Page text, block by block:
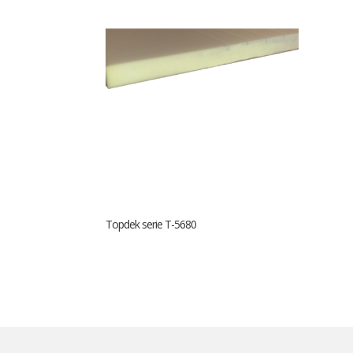
Topdek serie T-5680